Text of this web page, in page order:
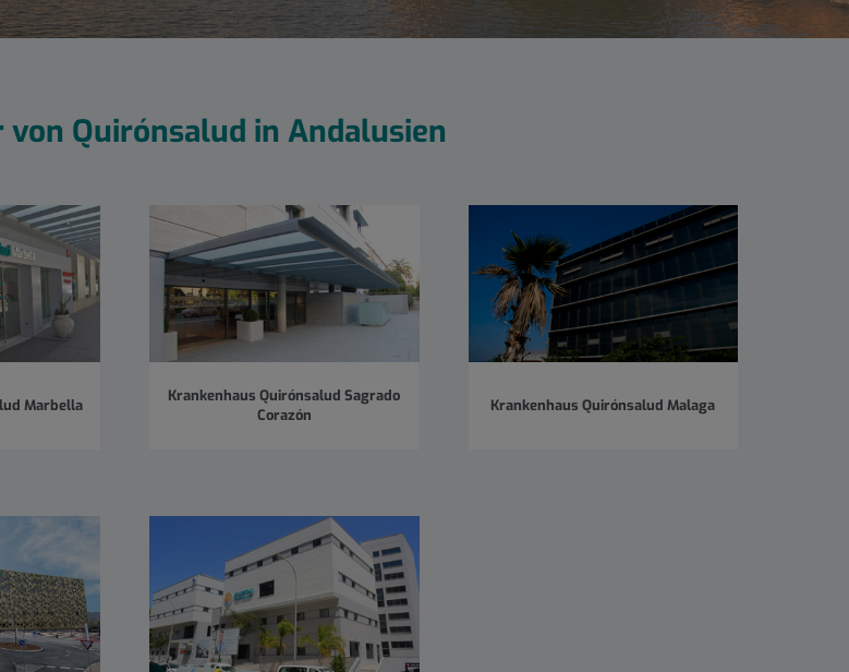
von Quirónsalud in Andalusien
Marbella
Krankenhaus Quirónsalud Sagrado
Corazón
Krankenhaus Quirónsalud Malaga